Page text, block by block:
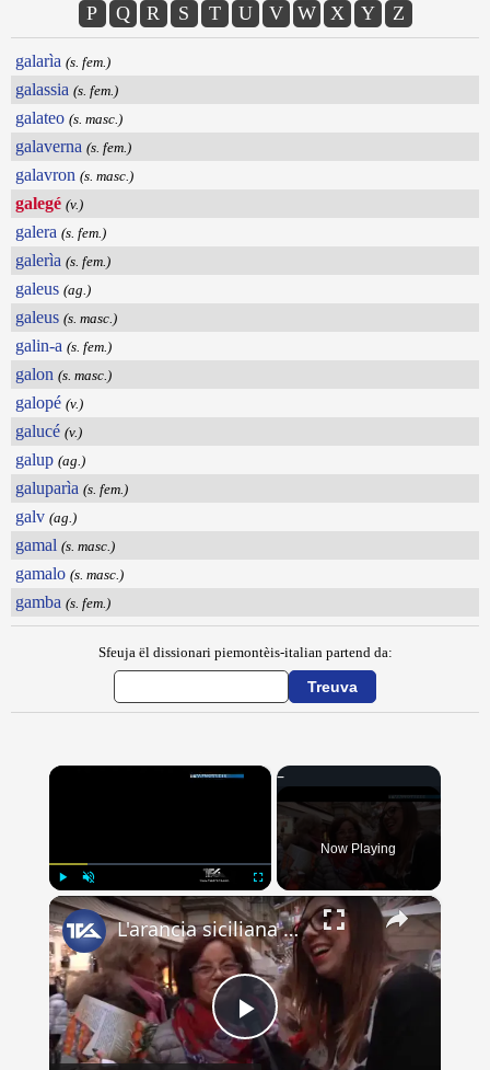
P
Q R S T U V W X Y Z
galarìa (s. fem.)
galassia (s. fem.)
galateo (s. masc.)
galaverna (s. fem.)
galavron (s. masc.)
galegé (v.)
galera (s. fem.)
galerìa (s. fem.)
galeus (ag.)
galeus (s. masc.)
galin-a (s. fem.)
galon (s. masc.)
galopé (v.)
galucé (v.)
galup (ag.)
galuparìa (s. fem.)
galv (ag.)
gamal (s. masc.)
gamalo (s. masc.)
gamba (s. fem.)
Sfeuja ël dissionari piemontèis-italian partend da:
×
Play Unmute Fullscreen
Now Playing
×
Play
L'arancia siciliana sbarca a Sanremo